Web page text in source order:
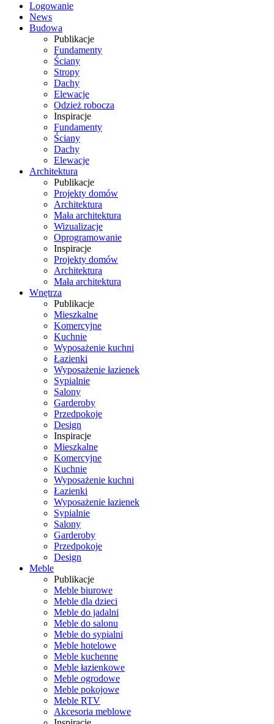
Logowanie
News
Budowa
Publikacje
Fundamenty
Ściany
Stropy
Dachy
Elewacje
Odzież robocza
Inspiracje
Fundamenty
Ściany
Dachy
Elewacje
Architektura
Publikacje
Projekty domów
Architektura
Mała architektura
Wizualizacje
Oprogramowanie
Inspiracje
Projekty domów
Architektura
Mała architektura
Wnętrza
Publikacje
Mieszkalne
Komercyjne
Kuchnie
Wyposażenie kuchni
Łazienki
Wyposażenie łazienek
Sypialnie
Salony
Garderoby
Przedpokoje
Design
Inspiracje
Mieszkalne
Komercyjne
Kuchnie
Wyposażenie kuchni
Łazienki
Wyposażenie łazienek
Sypialnie
Salony
Garderoby
Przedpokoje
Design
Meble
Publikacje
Meble biurowe
Meble dla dzieci
Meble do jadalni
Meble do salonu
Meble do sypialni
Meble hotelowe
Meble kuchenne
Meble łazienkowe
Meble ogrodowe
Meble pokojowe
Meble RTV
Akcesoria meblowe